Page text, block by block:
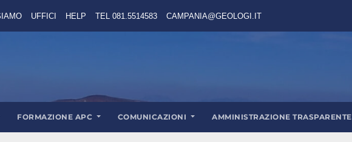
UFFICI HELP TEL 081.5514583 CAMPANIA@GEOLOGI.IT
FORMAZIONE APC COMUNICAZIONI AMMINISTRAZIONE TRASPARENTE